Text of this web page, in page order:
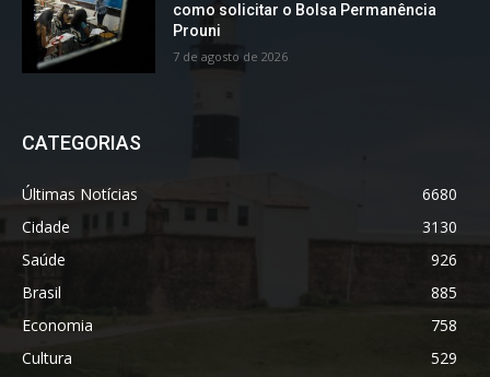
como solicitar o Bolsa Permanência
Prouni
7 de agosto de 2026
CATEGORIAS
Últimas Notícias
6680
Cidade
3130
Saúde
926
Brasil
885
Economia
758
Cultura
529